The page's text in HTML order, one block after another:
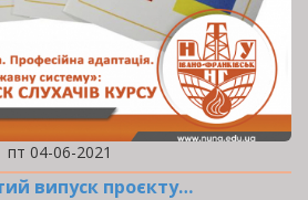
пт 04-06-2021
випуск проєкту…